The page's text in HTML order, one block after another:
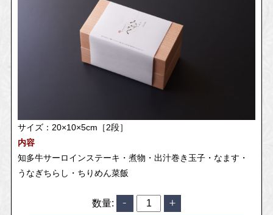
サイズ：20×10×5cm［2段］
内容
知多牛サーロインステーキ・煮物・出汁巻き玉子・なます・
うなぎちらし・ちりめん菜飯
数量: